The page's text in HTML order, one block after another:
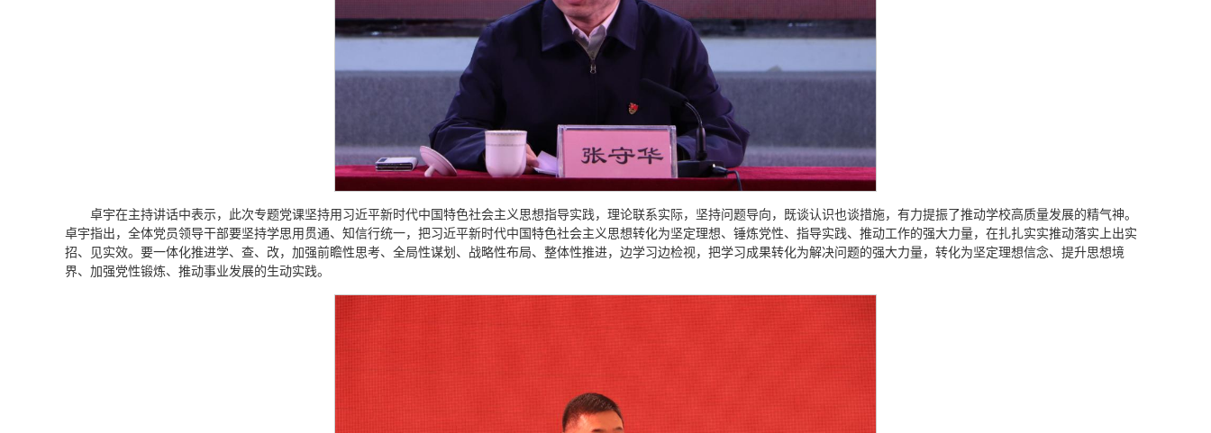
卓宇在主持讲话中表示，此次专题党课坚持用习近平新时代中国特色社会主义思想指导实践，理论联系实际，坚持问题导向，既谈认识也谈措施，有力提振了推动学校高质量发展的精气神。
卓宇指出，全体党员领导干部要坚持学思用贯通、知信行统一，把习近平新时代中国特色社会主义思想转化为坚定理想、锤炼党性、指导实践、推动工作的强大力量，在扎扎实实推动落实上出实
招、见实效。要一体化推进学、查、改，加强前瞻性思考、全局性谋划、战略性布局、整体性推进，边学习边检视，把学习成果转化为解决问题的强大力量，转化为坚定理想信念、提升思想境
界、加强党性锻炼、推动事业发展的生动实践。